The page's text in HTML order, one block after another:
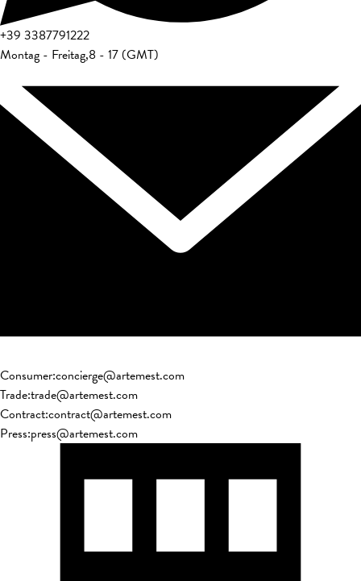
+39 3387791222
Montag - Freitag,8 - 17 (GMT)
Consumer:concierge@artemest.com
Trade:trade@artemest.com
Contract:contract@artemest.com
Press:press@artemest.com